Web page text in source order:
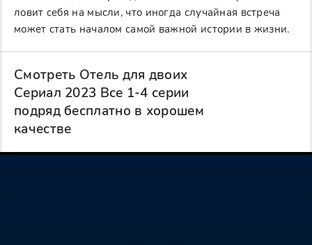
ловит себя на мысли, что иногда случайная встреча
может стать началом самой важной истории в жизни.
Смотреть Отель для двоих
Сериал 2023 Все 1-4 серии
подряд бесплатно в хорошем
качестве